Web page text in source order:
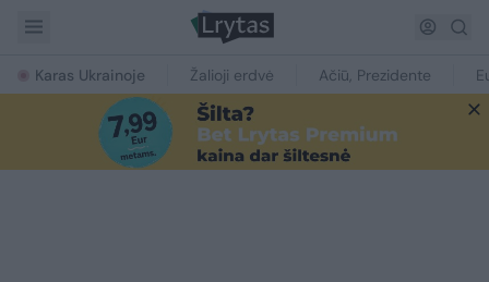
Karas Ukrainoje Žalioji erdvė Ačiū, Prezidente